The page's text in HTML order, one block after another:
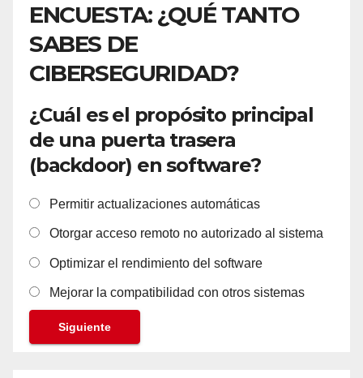
ENCUESTA: ¿QUÉ TANTO
SABES DE
CIBERSEGURIDAD?
¿Cuál es el propósito principal
de una puerta trasera
(backdoor) en software?
Permitir actualizaciones automáticas
Otorgar acceso remoto no autorizado al sistema
Optimizar el rendimiento del software
Mejorar la compatibilidad con otros sistemas
Siguiente